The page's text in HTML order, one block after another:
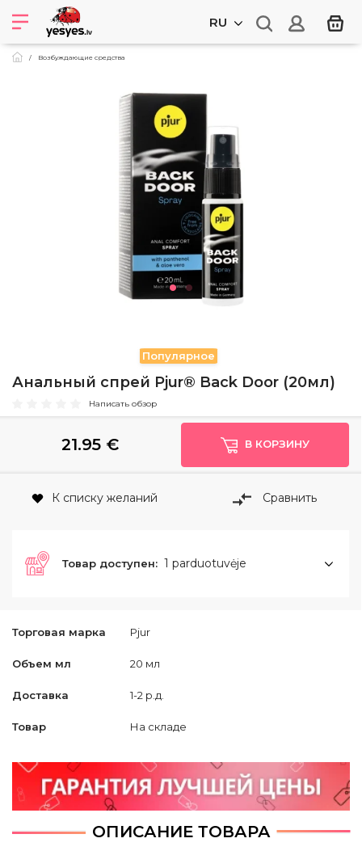
RU
Возбуждающие средства
Популярное
Анальный спрей Pjur® Back Door (20мл)
Написать обзор
Торговая марка Pjur
Объем мл 20 мл
Доставка 1-2 р.д.
Товар На складе
21.95 € В КОРЗИНУ
К списку желаний Сравнить
Товар доступен: 1 parduotuvėje
ОПИСАНИЕ ТОВАРА